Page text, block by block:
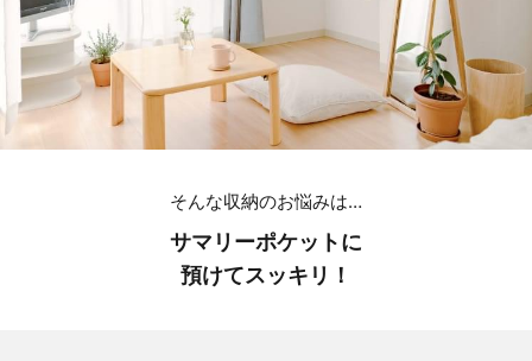
そんな収納のお悩みは…
サマリーポケットに
預けてスッキリ！